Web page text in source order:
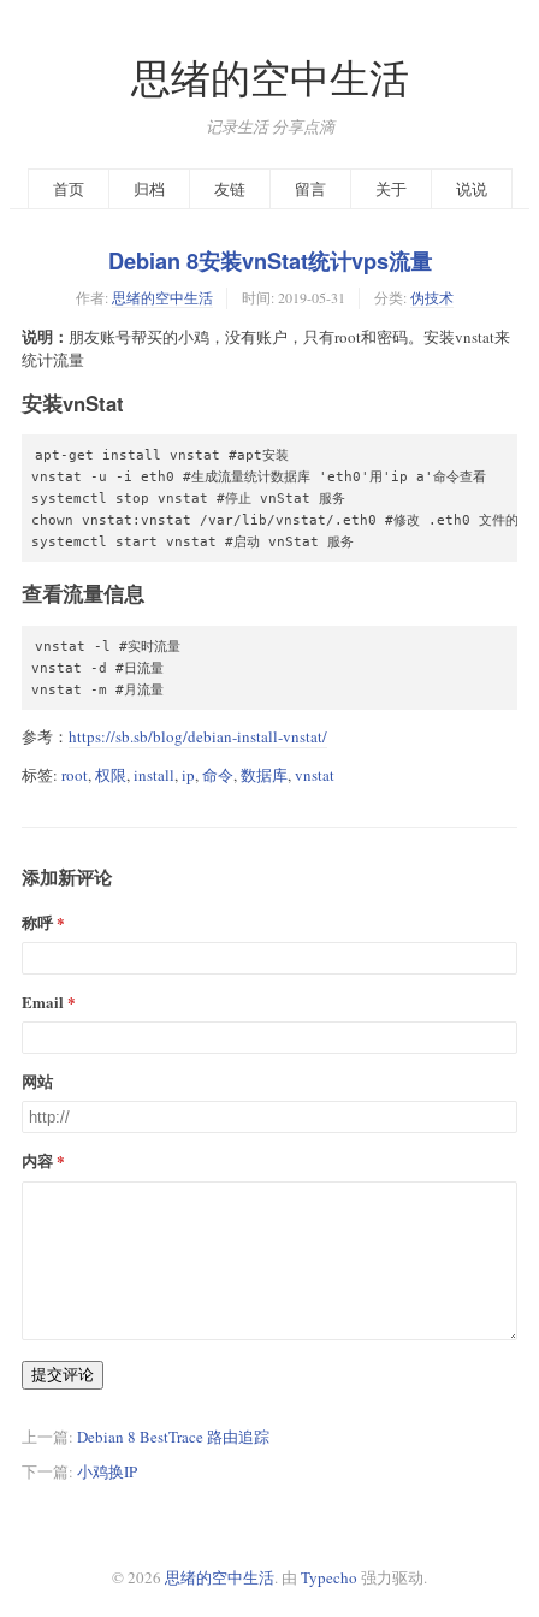
思绪的空中生活
记录生活 分享点滴
首页 归档 友链 留言 关于 说说
Debian 8安装vnStat统计vps流量
作者: 思绪的空中生活 时间: 2019-05-31 分类: 伪技术
说明： 朋友账号帮买的小鸡，没有账户，只有root和密码。安装vnstat来
统计流量
安装vnStat
apt-get install vnstat #apt安装
vnstat -u -i eth0 #生成流量统计数据库 'eth0'用'ip a'命令查看
systemctl stop vnstat #停止 vnStat 服务
chown vnstat:vnstat /var/lib/vnstat/.eth0 #修改 .eth0 文件的权
systemctl start vnstat #启动 vnStat 服务
查看流量信息
vnstat -l #实时流量
vnstat -d #日流量
vnstat -m #月流量
参考： https://sb.sb/blog/debian-install-vnstat/
标签: root,权限,install,ip,命令,数据库,vnstat
添加新评论
称呼
Email
网站
内容
提交评论
上一篇: Debian 8 BestTrace 路由追踪
下一篇: 小鸡换IP
© 2026 思绪的空中生活. 由 Typecho 强力驱动.